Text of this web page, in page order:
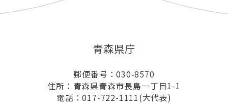
青森県庁
郵便番号：030-8570
住所：青森県青森市長島一丁目1-1
電話：017-722-1111(大代表)